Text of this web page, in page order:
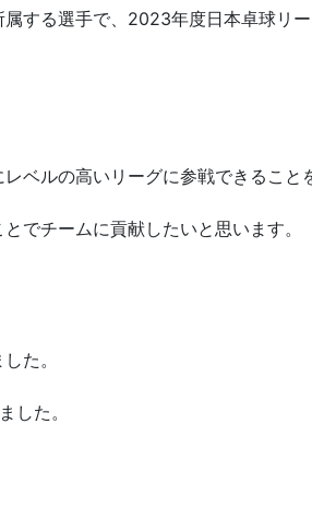
する選手で、2023年度日本卓球リ
ベルの高いリーグに参戦できること
でチームに貢献したいと思います。
た。
した。